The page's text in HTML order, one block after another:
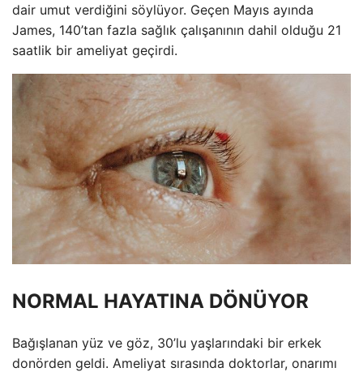
dair umut verdiğini söylüyor. Geçen Mayıs ayında
James, 140’tan fazla sağlık çalışanının dahil olduğu 21
saatlik bir ameliyat geçirdi.
NORMAL HAYATINA DÖNÜYOR
Bağışlanan yüz ve göz, 30’lu yaşlarındaki bir erkek
donörden geldi. Ameliyat sırasında doktorlar, onarımı